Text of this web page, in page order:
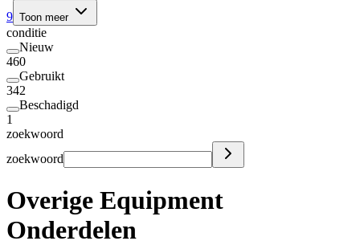
9 Toon meer
conditie
Nieuw
460
Gebruikt
342
Beschadigd
1
zoekwoord
zoekwoord
Overige Equipment
Onderdelen